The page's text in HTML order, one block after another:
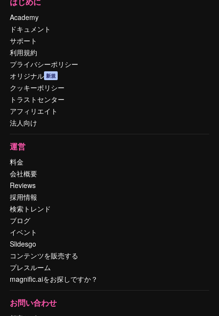
Academy
ドキュメント
サポート
利用規約
プライバシーポリシー
オリジナル 新規
クッキーポリシー
トラストセンター
アフィリエイト
法人向け
運営
料金
会社概要
Reviews
採用情報
検索トレンド
ブログ
イベント
Slidesgo
コンテンツを販売する
プレスルーム
magnific.aiをお探しですか？
お問い合わせ